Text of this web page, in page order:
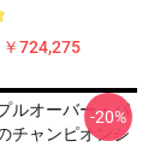
￥724,275
ルオーバー・パ
チャンピオンシ
-20%